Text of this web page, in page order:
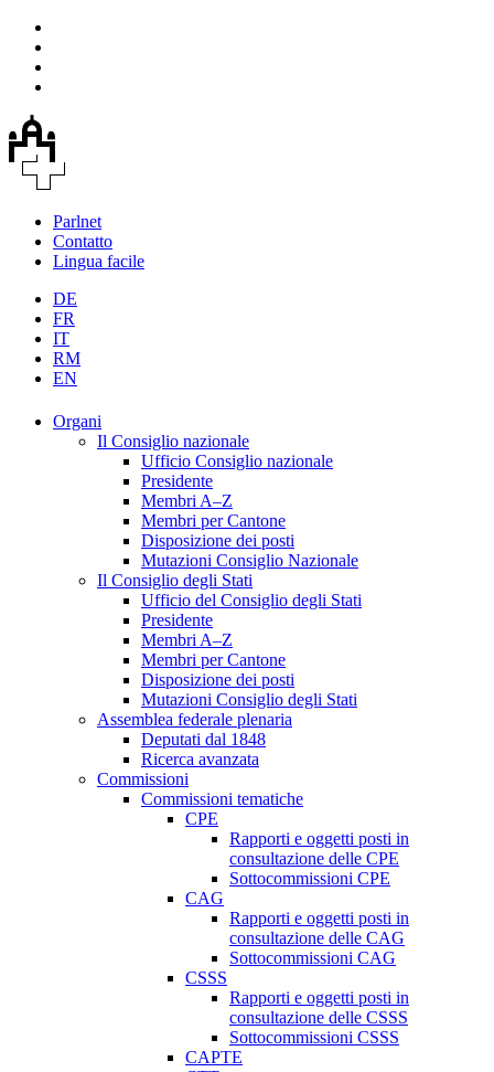
Parlnet
Contatto
Lingua facile
DE
FR
IT
RM
EN
Organi
Il Consiglio nazionale
Ufficio Consiglio nazionale
Presidente
Membri A–Z
Membri per Cantone
Disposizione dei posti
Mutazioni Consiglio Nazionale
Il Consiglio degli Stati
Ufficio del Consiglio degli Stati
Presidente
Membri A–Z
Membri per Cantone
Disposizione dei posti
Mutazioni Consiglio degli Stati
Assemblea federale plenaria
Deputati dal 1848
Ricerca avanzata
Commissioni
Commissioni tematiche
CPE
Rapporti e oggetti posti in
consultazione delle CPE
Sottocommissioni CPE
CAG
Rapporti e oggetti posti in
consultazione delle CAG
Sottocommissioni CAG
CSSS
Rapporti e oggetti posti in
consultazione delle CSSS
Sottocommissioni CSSS
CAPTE